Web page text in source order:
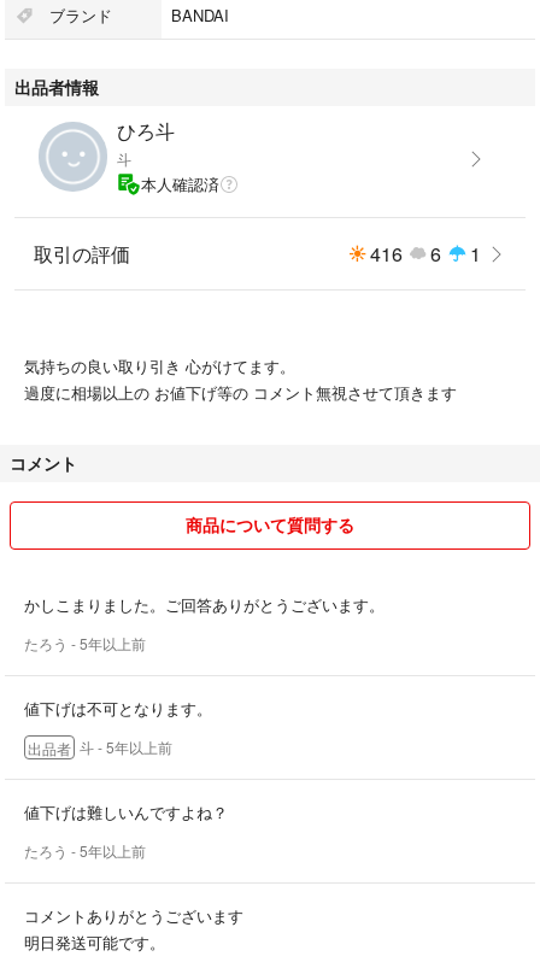
ブランド BANDAI
出品者情報
ひろ斗
斗
本人確認済
取引の評価 416 6 1
気持ちの良い取り引き 心がけてます。
過度に相場以上の お値下げ等の コメント無視させて頂きます
コメント
商品について質問する
かしこまりました。ご回答ありがとうございます。
たろう - 5年以上前
値下げは不可となります。
出品者 斗- 5年以上前
値下げは難しいんですよね？
たろう - 5年以上前
コメントありがとうございます
明日発送可能です。